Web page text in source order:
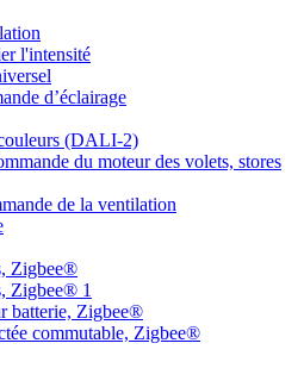
l'intensité
d’éclairage
(DALI-2)
du moteur des volets, stores
de la ventilation
Zigbee®
Zigbee® 1
batterie, Zigbee®
commutable, Zigbee®